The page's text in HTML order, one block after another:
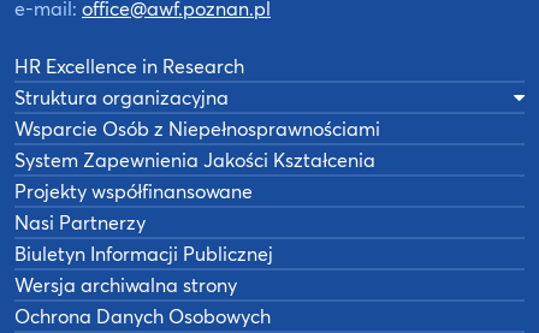
e-mail: office@awf.poznan.pl
HR Excellence in Research
Struktura organizacyjna
Wsparcie Osób z Niepełnosprawnościami
System Zapewnienia Jakości Kształcenia
Projekty współfinansowane
Nasi Partnerzy
Biuletyn Informacji Publicznej
Wersja archiwalna strony
Ochrona Danych Osobowych